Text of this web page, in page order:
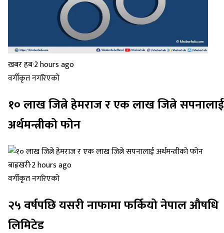
खबर हब·2 hours ago
वर्गीकृत नगरिएको
१० लाख जित्ने हेमराज र एक लाख जित्ने सपनालाई
अर्थमन्त्रीको फोन
बाह्रखरी·2 hours ago
वर्गीकृत नगरिएको
२५ वर्षपछि यसरी नाफामा फर्कियो नेपाल औषधि
लिमिटेड